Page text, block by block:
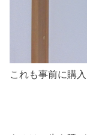
これも事前に購入